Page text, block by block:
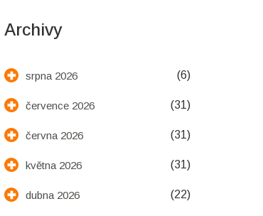
Archivy
srpna 2026 (6)
července 2026 (31)
června 2026 (31)
května 2026 (31)
dubna 2026 (22)